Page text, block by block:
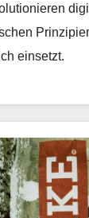
einsetzt.